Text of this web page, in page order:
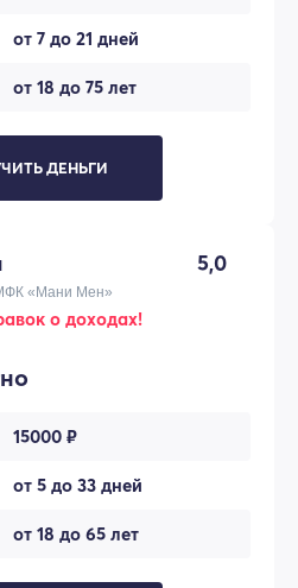
от 7 до 21 дней
от 18 до 75 лет
ДЕНЬГИ
5,0
«Мани Мен»
о доходах!
15000 ₽
от 5 до 33 дней
от 18 до 65 лет